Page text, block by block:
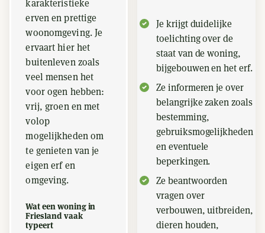
karakteristieke
erven en prettige
woonomgeving. Je
ervaart hier het
buitenleven zoals
veel mensen het
voor ogen hebben:
vrij, groen en met
volop
mogelijkheden om
te genieten van je
eigen erf en
omgeving.
Wat een woning in
Friesland vaak
typeert
Je krijgt duidelijke
toelichting over de
staat van de woning,
bijgebouwen en het erf.
Ze informeren je over
belangrijke zaken zoals
bestemming,
gebruiksmogelijkheden
en eventuele
beperkingen.
Ze beantwoorden
vragen over
verbouwen, uitbreiden,
dieren houden,